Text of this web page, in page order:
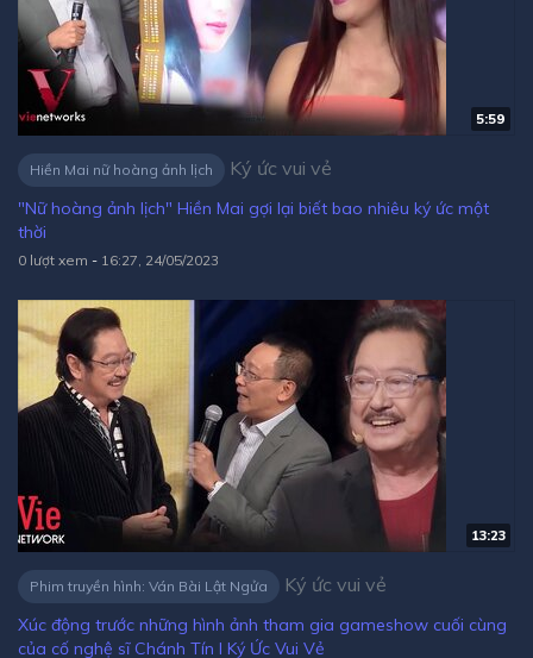
5:59
Hiền Mai nữ hoàng ảnh lịch Ký ức vui vẻ
"Nữ hoàng ảnh lịch" Hiền Mai gợi lại biết bao nhiêu ký ức một
thời
0 lượt xem - 16:27, 24/05/2023
13:23
Phim truyền hình: Ván Bài Lật Ngửa Ký ức vui vẻ
Xúc động trước những hình ảnh tham gia gameshow cuối cùng
của cố nghệ sĩ Chánh Tín l Ký Ức Vui Vẻ